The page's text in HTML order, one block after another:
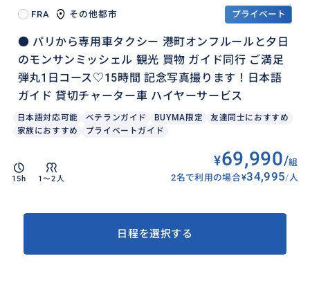
FRA その他都市 プライベート
● パリから専用車タクシー 港町オンフルールと夕日
のモンサンミッシェル 観光 買物 ガイド同行 ご満足
弾丸1日コース♡15時間 記念写真撮ります！日本語
ガイド 貸切チャーター車 ハイヤーサービス
日本語対応可能 ベテランガイド BUYMA限定
友達同士におすすめ
家族におすすめ
プライベートガイド
15h 1〜2人
¥69,990/組
2名で利用の場合¥34,995/人
日程を選択する